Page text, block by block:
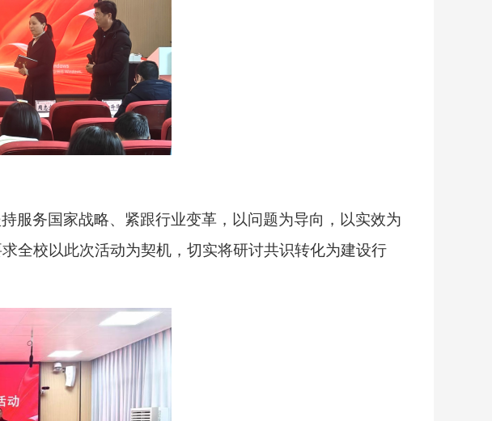
服务国家战略、紧跟行业变革，以问题为导向，以实效为
全校以此次活动为契机，切实将研讨共识转化为建设行